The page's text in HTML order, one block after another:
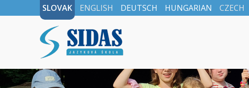
SLOVAK ENGLISH DEUTSCH HUNGARIAN CZECH